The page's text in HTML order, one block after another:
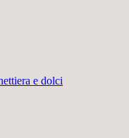
e dolci